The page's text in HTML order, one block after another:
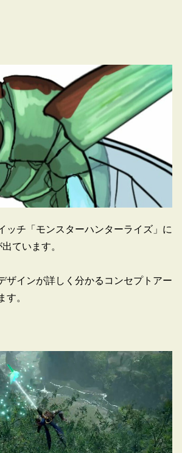
チ「モンスターハンターライズ」に
ています。
インが詳しく分かるコンセプトアー
す。